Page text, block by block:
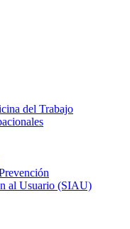
del Trabajo
al Usuario (SIAU)